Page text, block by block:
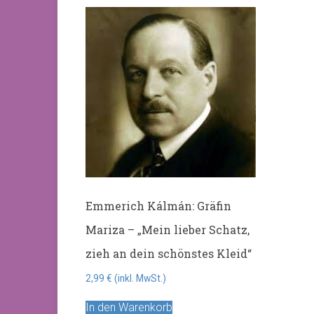
Emmerich Kálmán: Gräfin
Mariza – „Mein lieber Schatz,
zieh an dein schönstes Kleid“
2,99 € (inkl. MwSt.)
In den Warenkorb